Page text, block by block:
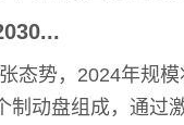
势，2024年规
动盘组成，通